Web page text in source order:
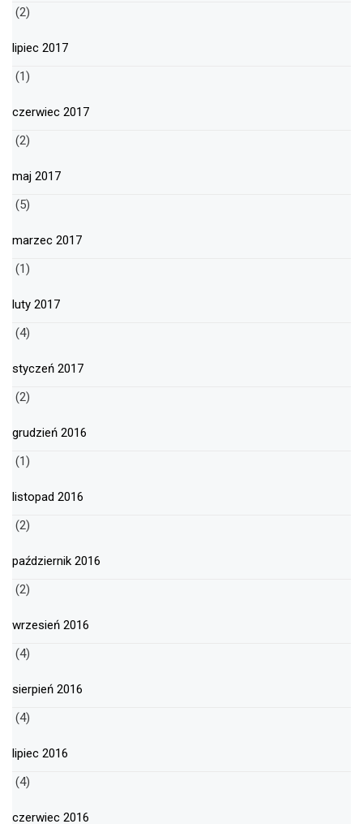
(2)
lipiec 2017
(1)
czerwiec 2017
(2)
maj 2017
(5)
marzec 2017
(1)
luty 2017
(4)
styczeń 2017
(2)
grudzień 2016
(1)
listopad 2016
(2)
październik 2016
(2)
wrzesień 2016
(4)
sierpień 2016
(4)
lipiec 2016
(4)
czerwiec 2016